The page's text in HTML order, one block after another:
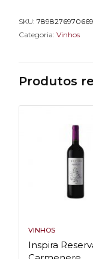
SKU: 7898276970669
Categoria: Vinhos
Produtos
VINHOS
Inspira